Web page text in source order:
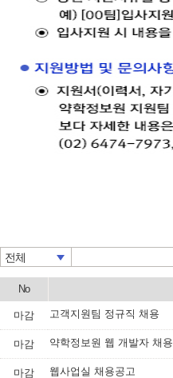
전체
No
마감 고객지원팀 정규직 채용
마감 약학정보원 웹 개발자 채용
마감 웹사업실 채용공고